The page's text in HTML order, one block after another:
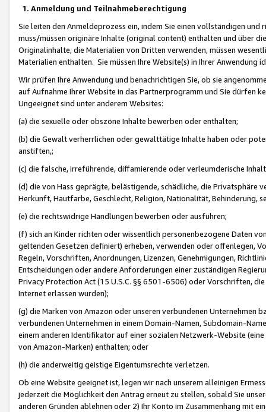
1. Anmeldung und Teilnahmeberechtigung
Sie leiten den Anmeldeprozess ein, indem Sie einen vollständigen
muss/müssen originäre Inhalte (original content) enthalten und über
Originalinhalte, die Materialien von Dritten verwenden, müssen
Materialien enthalten. Sie müssen Ihre Website(s) in Ihrer Anwendung
Wir prüfen Ihre Anwendung und benachrichtigen Sie, ob sie
auf Aufnahme Ihrer Website in das Partnerprogramm und Sie dürfen
Ungeeignet sind unter anderem Websites:
(a) die sexuelle oder obszöne Inhalte bewerben oder enthalten;
(b) die Gewalt verherrlichen oder gewalttätige Inhalte haben oder
anstiften,;
(c) die falsche, irreführende, diffamierende oder verleumderische
(d) die von Hass geprägte, belästigende, schädliche, die Privatsphäre
Herkunft, Hautfarbe, Geschlecht, Religion, Nationalität, Behinderung,
(e) die rechtswidrige Handlungen bewerben oder ausführen;
(f) sich an Kinder richten oder wissentlich personenbezogene Daten
geltenden Gesetzen definiert) erheben, verwenden oder offenlegen,
Regeln, Vorschriften, Anordnungen, Lizenzen, Genehmigungen,
Entscheidungen oder andere Anforderungen einer zuständigen
Privacy Protection Act (15 U.S.C. §§ 6501-6506) oder Vorschriften,
Internet erlassen wurden);
(g) die Marken von Amazon oder unseren verbundenen Unternehmen
verbundenen Unternehmen in einem Domain-Namen, Subdomain-
einem anderen Identifikator auf einer sozialen Netzwerk-Website
von Amazon-Marken) enthalten; oder
(h) die anderweitig geistige Eigentumsrechte verletzen.
Ob eine Website geeignet ist, legen wir nach unserem alleinigen
jederzeit die Möglichkeit den Antrag erneut zu stellen, sobald Sie
anderen Gründen ablehnen oder 2) Ihr Konto im Zusammenhang mit